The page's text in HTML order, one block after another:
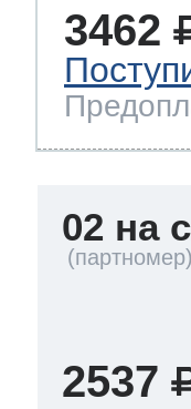
3462
02 на
2537